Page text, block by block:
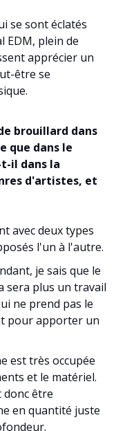
se sont éclatés
EDM, plein de
apprécier un
être se
brouillard dans
que dans le
il dans la
d'artistes, et
avec deux types
l'un à l'autre.
je sais que le
sera plus un travail
ne prend pas le
pour apporter un
est très occupée
et le matériel.
donc être
en quantité juste